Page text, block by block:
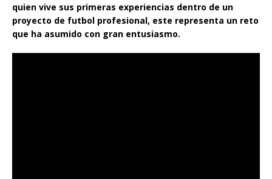
quien vive sus primeras experiencias dentro de un
proyecto de futbol profesional, este representa un reto
que ha asumido con gran entusiasmo.